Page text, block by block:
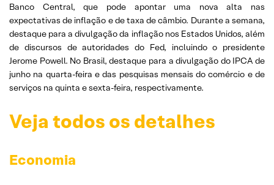
Banco Central, que pode apontar uma nova alta nas
expectativas de inflação e de taxa de câmbio. Durante a semana,
destaque para a divulgação da inflação nos Estados Unidos, além
de discursos de autoridades do Fed, incluindo o presidente
Jerome Powell. No Brasil, destaque para a divulgação do IPCA de
junho na quarta-feira e das pesquisas mensais do comércio e de
serviços na quinta e sexta-feira, respectivamente.
Veja todos os detalhes
Economia